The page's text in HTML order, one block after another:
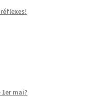
mai?